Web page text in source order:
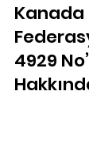
Kanada
4929